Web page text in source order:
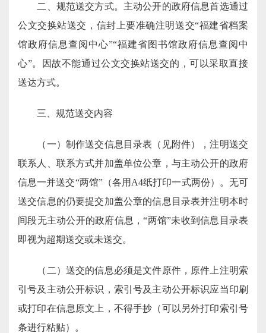
二、规范送交方式。主动公开的政府信息首选通过
公文交换站送交，信封上要准确注明送交“福建省档案
馆政府信息查阅中心”“福建省图书馆政府信息查阅中
心”。因故不能通过公文交换站送交的，可以采取直接
送达方式。
三、规范送交内容
（一）制作送交信息目录表（见附件），注明送交
联系人、联系方式并加盖单位公章，与主动公开的政府
信息一并送交“两馆”（各用A4纸打印一式两份）。无可
送交信息的仍要提交加盖公章的信息目录表并注明本时
间段无主动公开的政府信息，“两馆”未收到信息目录表
即视为超期送交或未送交。
（二）送交的信息必须是文件原件，原件上注明索
引号及主动公开标识，索引号及主动公开标识应当印刷
或打印在信息原文上，不得手抄（可以另外打印索引号
条进行粘贴）。